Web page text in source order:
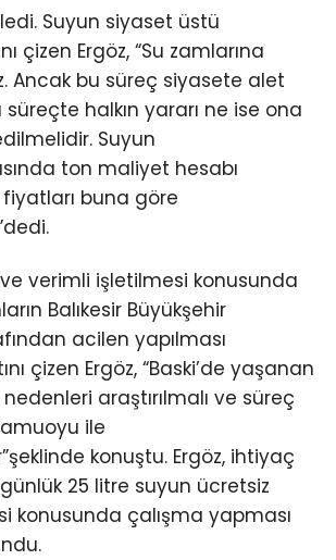
Suyun siyaset üstü
çizen Ergöz, “Su zamlarına
Ancak bu süreç siyasete alet
halkın yararı ne ise ona
Suyun
ton maliyet hesabı
fiyatları buna göre
ve verimli işletilmesi konusunda
Balıkesir Büyükşehir
acilen yapılması
çizen Ergöz, “Baski’de yaşanan
nedenleri araştırılmalı ve süreç
ile
konuştu. Ergöz, ihtiyaç
25 litre suyun ücretsiz
konusunda çalışma yapması